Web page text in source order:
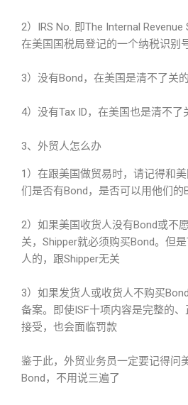
2）IRS No. 即The Internal
在美国国税局登记的一个纳税识别
3）没有Bond，在美国是清不了关的
4）没有Tax ID，在美国也是清不了
3、外贸人怎么办
1）在跟美国做贸易时，请记得和
们是否有Bond，是否可以用他们的
2）如果美国收货人没有Bond或不
关，Shipper就必须购买Bond。但
人的，跟Shipper无关
3）如果发货人或收货人不购买
备案。即使ISF十项内容是完整的
接受，也会面临罚款
鉴于此，外贸业务员一定要记得问
Bond，不用说三遍了